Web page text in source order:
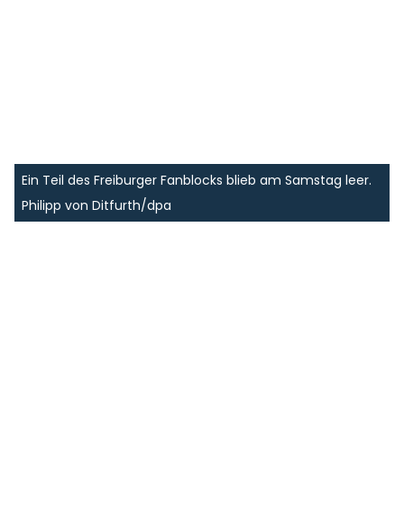
Ein Teil des Freiburger Fanblocks blieb am Samstag leer.
Philipp von Ditfurth/dpa